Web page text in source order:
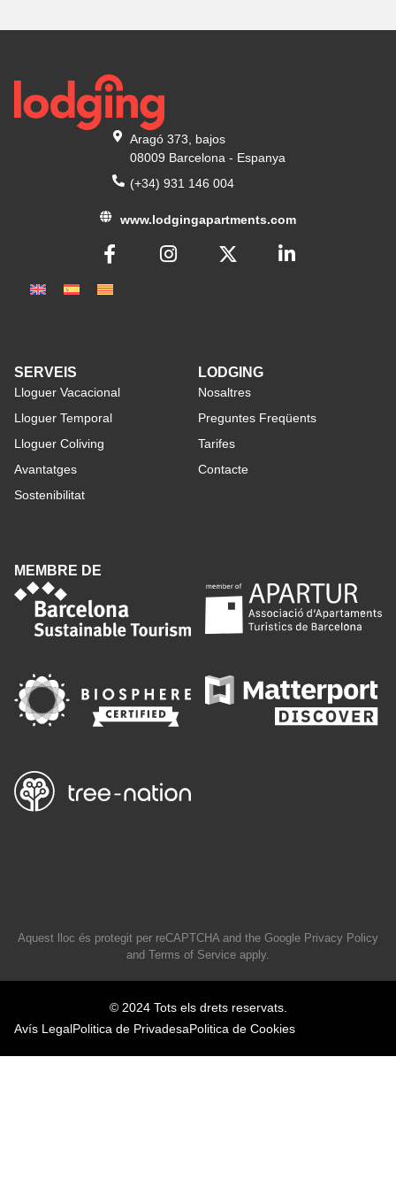
Aragó 373, bajos
08009 Barcelona - Espanya
(+34) 931 146 004
www.lodgingapartments.com
SERVEIS
Lloguer Vacacional
Lloguer Temporal
Lloguer Coliving
Avantatges
Sostenibilitat
LODGING
Nosaltres
Preguntes Freqüents
Tarifes
Contacte
MEMBRE DE
Aquest lloc és protegit per reCAPTCHA and the Google Privacy Policy
and Terms of Service apply.
© 2024 Tots els drets reservats.
Avís LegalPolitica de PrivadesaPolitica de Cookies